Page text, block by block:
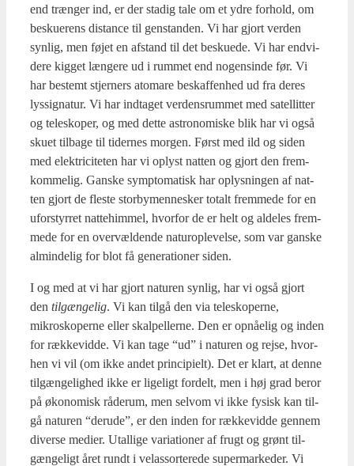
end træn­ger ind, er der sta­dig tale om et ydre for­hold, om
besku­e­rens distan­ce til gen­stan­den. Vi har gjort ver­den
syn­lig, men føjet en afstand til det besku­e­de. Vi har end­vi­
de­re kig­get læn­ge­re ud i rum­met end nogen­sin­de før. Vi
har bestemt stjer­ners ato­ma­re beskaf­fen­hed ud fra deres
lys­sig­na­tur. Vi har ind­ta­get ver­dens­rum­met med satel­lit­ter
og telesko­per, og med det­te astro­no­mi­ske blik har vi også
sku­et til­ba­ge til tider­nes mor­gen. Først med ild og siden
med elek­tri­ci­te­ten har vi oplyst nat­ten og gjort den frem­
kom­me­lig. Gan­ske symp­to­ma­tisk har oplys­nin­gen af nat­
ten gjort de fle­ste stor­by­men­ne­sker totalt frem­me­de for en
ufor­styr­ret nat­te­him­mel, hvor­for de er helt og alde­les frem­
me­de for en over­væl­den­de natu­ro­p­le­vel­se, som var gan­ske
almin­de­lig for blot få gene­ra­tio­ner siden.
I og med at vi har gjort natu­ren syn­lig, har vi også gjort
den til­gæn­ge­lig. Vi kan til­gå den via telesko­per­ne,
mikrosko­per­ne eller skal­pel­ler­ne. Den er opnå­e­lig og inden
for ræk­ke­vid­de. Vi kan tage “ud” i natu­ren og rej­se, hvor­
hen vi vil (om ikke andet prin­ci­pi­elt). Det er klart, at den­ne
til­gæn­ge­lig­hed ikke er lige­ligt for­delt, men i høj grad beror
på øko­no­misk råde­rum, men selv­om vi ikke fysisk kan til­
gå natu­ren “der­u­de”, er den inden for ræk­ke­vid­de gen­nem
diver­se medi­er. Utal­li­ge vari­a­tio­ner af frugt og grønt til­
gæn­ge­ligt året rundt i velas­sor­te­re­de super­mar­ke­der. Vi